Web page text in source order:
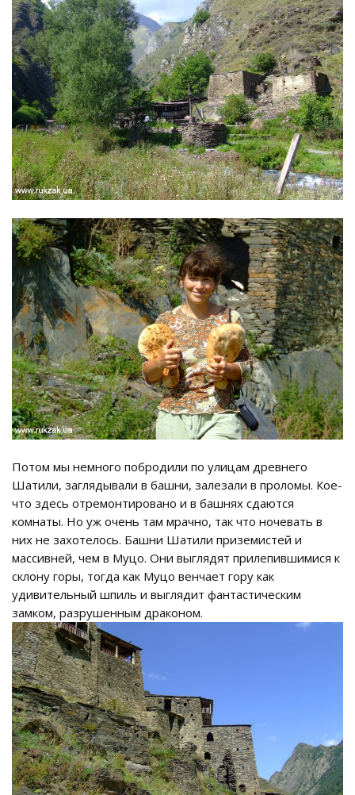
Потом мы немного побродили по улицам древнего
Шатили, заглядывали в башни, залезали в проломы. Кое-
что здесь отремонтировано и в башнях сдаются
комнаты. Но уж очень там мрачно, так что ночевать в
них не захотелось. Башни Шатили приземистей и
массивней, чем в Муцо. Они выглядят прилепившимися к
склону горы, тогда как Муцо венчает гору как
удивительный шпиль и выглядит фантастическим
замком, разрушенным драконом.